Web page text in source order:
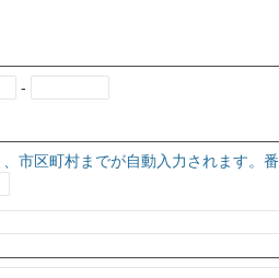
-
市区町村までが自動入力されます。